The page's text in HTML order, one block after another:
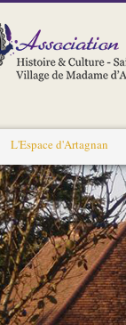
L'Espace d'Artagnan